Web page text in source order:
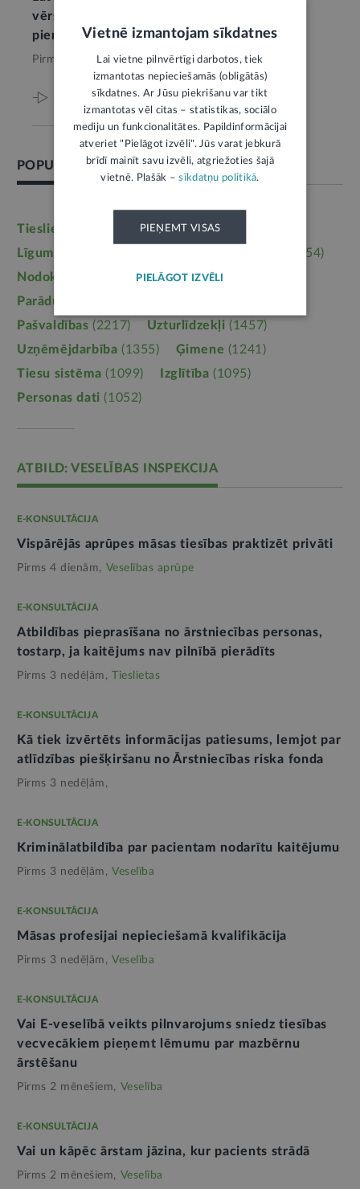
vērsties neatkarīgi no citu iestāžu
pieņemtajiem lēmumiem
Pirms 7 mēnešiem, Veselības aprūpe
Viss par šo tēmu
POPULĀRĀKĀS TĒMAS
Tieslietas Darba tiesības
Līgumi, dokumenti
(3954)
Nodokļi
Mājoklis(3142)
Parādu piedziņa
Pašvaldības (2217) Uzturlīdzekļi (1457)
Uzņēmējdarbība (1355) Ģimene (1241)
Tiesu sistēma (1099) Izglītība (1095)
Personas dati (1052)
ATBILD: VESELĪBAS INSPEKCIJA
E-KONSULTĀCIJA
Vispārējās aprūpes māsas tiesības praktizēt privāti
Pirms 4 dienām, Veselības aprūpe
E-KONSULTĀCIJA
Atbildības pieprasīšana no ārstniecības personas,
tostarp, ja kaitējums nav pilnībā pierādīts
Pirms 3 nedēļām, Tieslietas
E-KONSULTĀCIJA
Kā tiek izvērtēts informācijas patiesums, lemjot par
atlīdzības piešķiršanu no Ārstniecības riska fonda
Pirms 3 nedēļām,
E-KONSULTĀCIJA
Kriminālatbildība par pacientam nodarītu kaitējumu
Pirms 3 nedēļām, Veselība
E-KONSULTĀCIJA
Māsas profesijai nepieciešamā kvalifikācija
Pirms 3 nedēļām, Veselība
E-KONSULTĀCIJA
Vai E-veselībā veikts pilnvarojums sniedz tiesības
vecvecākiem pieņemt lēmumu par mazbērnu
ārstēšanu
Pirms 2 mēnešiem, Veselība
E-KONSULTĀCIJA
Vai un kāpēc ārstam jāzina, kur pacients strādā
Pirms 2 mēnešiem, Veselība
Vietnē izmantojam sīkdatnes
Lai vietne pilnvērtīgi darbotos, tiek
izmantotas nepieciešamās (obligātās)
sīkdatnes. Ar Jūsu piekrišanu var tikt
izmantotas vēl citas – statistikas, sociālo
mediju un funkcionalitātes. Papildinformācijai
atveriet "Pielāgot izvēli". Jūs varat jebkurā
brīdī mainīt savu izvēli, atgriežoties šajā
vietnē. Plašāk –sīkdatņu politikā.
PIEŅEMT VISAS
PIELĀGOT IZVĒLI